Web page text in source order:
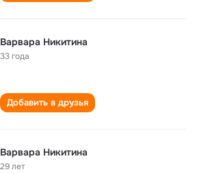
Варвара Никитина
33 года
Добавить в друзья
Варвара Никитина
29 лет